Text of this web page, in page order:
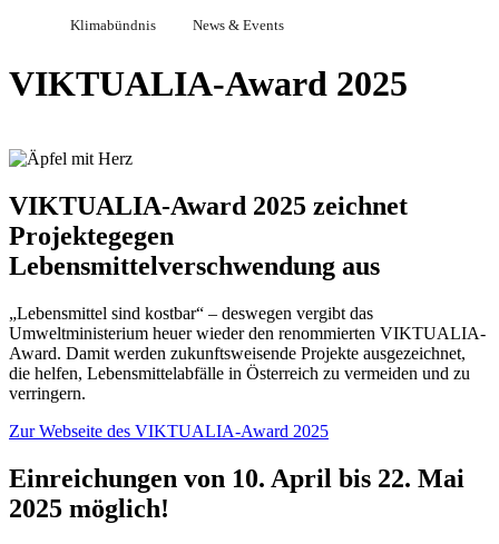
Klimabündnis News & Events
VIKTUALIA-Award 2025
VIKTUALIA-Award 2025 zeichnet
Projektegegen
Lebensmittelverschwendung aus
„Lebensmittel sind kostbar“ – deswegen vergibt das
Umweltministerium heuer wieder den renommierten VIKTUALIA-
Award. Damit werden zukunftsweisende Projekte ausgezeichnet,
die helfen, Lebensmittelabfälle in Österreich zu vermeiden und zu
verringern.
Zur Webseite des VIKTUALIA-Award 2025
Einreichungen von 10. April bis 22. Mai
2025 möglich!